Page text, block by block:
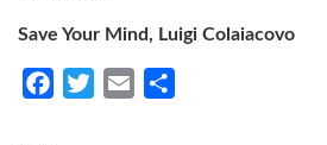
Save Your Mind, Luigi Colaiacovo